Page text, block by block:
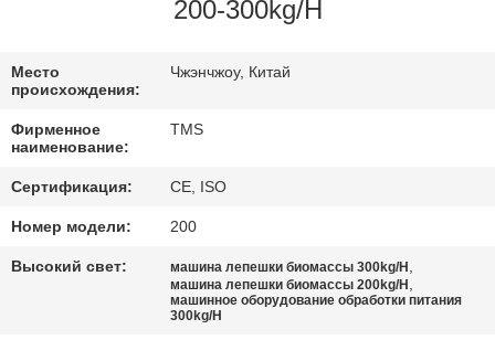
КОНТРОЛЬ
КАЧЕСТВА
КОНТАКТНЫЕ
ДАННЫЕ
200-300kg/H
Место
происхождения:
Чжэнчжоу, Китай
Фирменное
наименование:
TMS
Сертификация: CE, ISO
Номер модели: 200
Высокий свет: машина лепешки биомассы 300kg/H ,
машина лепешки биомассы 200kg/H ,
машинное оборудование обработки питания
300kg/H